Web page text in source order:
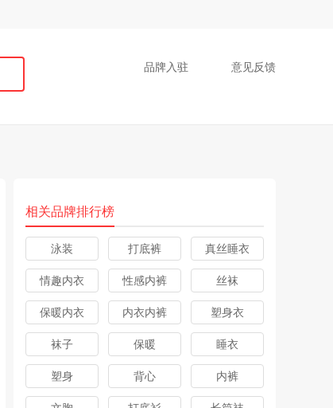
品牌入驻 意见反馈
相关品牌排行榜
泳装 打底裤 真丝睡衣
情趣内衣 性感内裤 丝袜
保暖内衣 内衣内裤 塑身衣
袜子 保暖 睡衣
塑身 背心 内裤